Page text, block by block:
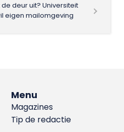
deur uit? Universiteit
eigen mailomgeving
Menu
Magazines
Tip de redactie